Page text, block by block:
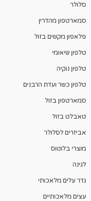
סלולר
סמארטפון מהדרין
פלאפון מקשים בזול
טלפון שיאומי
טלפון נוקיה
טלפון כשר ועדת הרבנים
סמארטפון בזול
טאבלט בזול
אביזרים לסלולר
מוצרי בלוטוס
לגינה
גדר עלים מלאכותי
עצים מלאכותיים